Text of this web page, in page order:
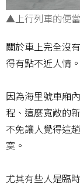
▲上行列車的便
關於車上完全沒
得有點不近人情。
因為海里號車廂
程、這麼寬敞的
不免讓人覺得這
寞。
尤其有些人是臨